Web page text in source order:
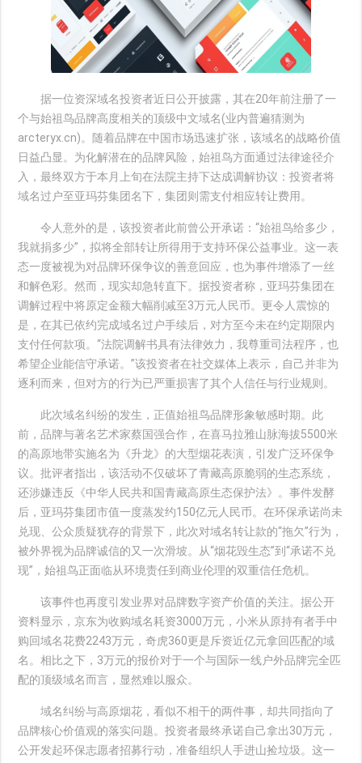
据一位资深域名投资者近日公开披露，其在20年前注册了一
个与始祖鸟品牌高度相关的顶级中文域名(业内普遍猜测为
arcteryx.cn)。随着品牌在中国市场迅速扩张，该域名的战略价值
日益凸显。为化解潜在的品牌风险，始祖鸟方面通过法律途径介
入，最终双方于本月上旬在法院主持下达成调解协议：投资者将
域名过户至亚玛芬集团名下，集团则需支付相应转让费用。
令人意外的是，该投资者此前曾公开承诺：“始祖鸟给多少，
我就捐多少”，拟将全部转让所得用于支持环保公益事业。这一表
态一度被视为对品牌环保争议的善意回应，也为事件增添了一丝
和解色彩。然而，现实却急转直下。据投资者称，亚玛芬集团在
调解过程中将原定金额大幅削减至3万元人民币。更令人震惊的
是，在其已依约完成域名过户手续后，对方至今未在约定期限内
支付任何款项。“法院调解书具有法律效力，我尊重司法程序，也
希望企业能信守承诺。”该投资者在社交媒体上表示，自己并非为
逐利而来，但对方的行为已严重损害了其个人信任与行业规则。
此次域名纠纷的发生，正值始祖鸟品牌形象敏感时期。此
前，品牌与著名艺术家蔡国强合作，在喜马拉雅山脉海拔5500米
的高原地带实施名为《升龙》的大型烟花表演，引发广泛环保争
议。批评者指出，该活动不仅破坏了青藏高原脆弱的生态系统，
还涉嫌违反《中华人民共和国青藏高原生态保护法》。事件发酵
后，亚玛芬集团市值一度蒸发约150亿元人民币。在环保承诺尚未
兑现、公众质疑犹存的背景下，此次对域名转让款的“拖欠”行为，
被外界视为品牌诚信的又一次滑坡。从“烟花毁生态”到“承诺不兑
现”，始祖鸟正面临从环境责任到商业伦理的双重信任危机。
该事件也再度引发业界对品牌数字资产价值的关注。据公开
资料显示，京东为收购域名耗资3000万元，小米从原持有者手中
购回域名花费2243万元，奇虎360更是斥资近亿元拿回匹配的域
名。相比之下，3万元的报价对于一个与国际一线户外品牌完全匹
配的顶级域名而言，显然难以服众。
域名纠纷与高原烟花，看似不相干的两件事，却共同指向了
品牌核心价值观的落实问题。投资者最终承诺自己拿出30万元，
公开发起环保志愿者招募行动，准备组织人手进山捡垃圾。这一